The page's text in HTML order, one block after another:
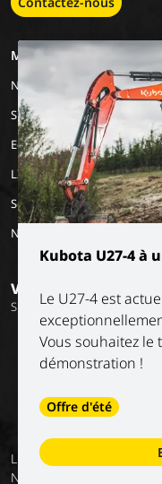
Kubota U27-4 à
Le U27-4 est
Vous souhaitez le
démonstration !
Offre d'été
MACHINERY
Nos marques
Special Applications
Eco Applications
LX Used Equipment
Sociétés de location
New old stock
Vous voulez rester
Suivez nos réseaux sociaux
Luyckx
NV
Privacy